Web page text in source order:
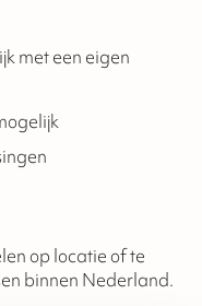
met een eigen
op locatie of te
binnen Nederland.